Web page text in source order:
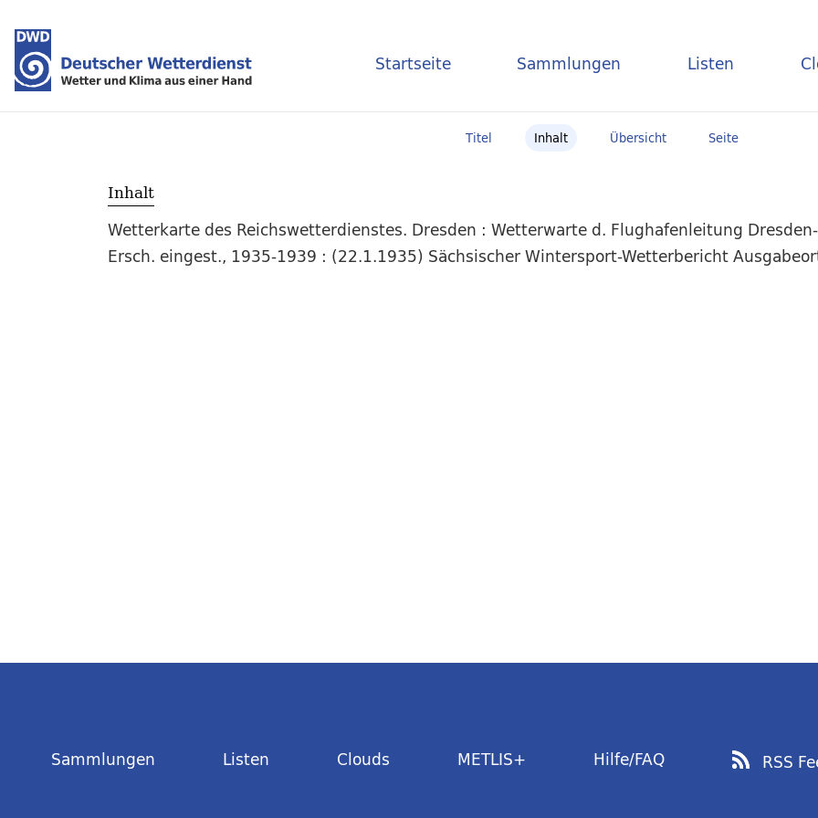
Startseite Sammlungen Listen
Titel Inhalt Übersicht Seite
Inhalt
Wetterkarte des Reichswetterdienstes. Dresden : Wetterwarte d. Flughafenleitung
Ersch. eingest., 1935-1939 : (22.1.1935) Sächsischer Wintersport-Wetterbericht
Sammlungen Listen Clouds METLIS+ Hilfe/FAQ RSS